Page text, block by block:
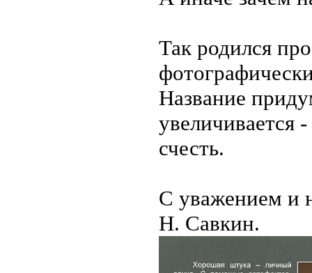
Так родился
Название
увеличивается
счесть.
С уважением и
Н. Савкин.